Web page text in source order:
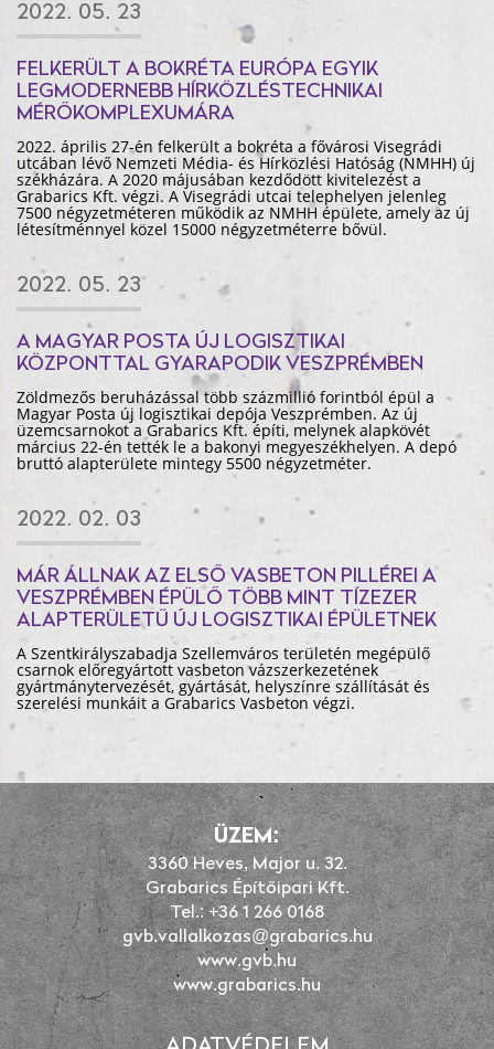
2022. 05. 23
FELKERÜLT A BOKRÉTA EURÓPA EGYIK
LEGMODERNEBB HÍRKÖZLÉSTECHNIKAI
MÉRŐKOMPLEXUMÁRA
2022. április 27-én felkerült a bokréta a fővárosi Visegrádi
utcában lévő Nemzeti Média- és Hírközlési Hatóság (NMHH) új
székházára. A 2020 májusában kezdődött kivitelezést a
Grabarics Kft. végzi. A Visegrádi utcai telephelyen jelenleg
7500 négyzetméteren működik az NMHH épülete, amely az új
létesítménnyel közel 15000 négyzetméterre bővül.
2022. 05. 23
A MAGYAR POSTA ÚJ LOGISZTIKAI
KÖZPONTTAL GYARAPODIK VESZPRÉMBEN
Zöldmezős beruházással több százmillió forintból épül a
Magyar Posta új logisztikai depója Veszprémben. Az új
üzemcsarnokot a Grabarics Kft. építi, melynek alapkövét
március 22-én tették le a bakonyi megyeszékhelyen. A depó
bruttó alapterülete mintegy 5500 négyzetméter.
2022. 02. 03
MÁR ÁLLNAK AZ ELSŐ VASBETON PILLÉREI A
VESZPRÉMBEN ÉPÜLŐ TÖBB MINT TÍZEZER
ALAPTERÜLETŰ ÚJ LOGISZTIKAI ÉPÜLETNEK
A Szentkirályszabadja Szellemváros területén megépülő
csarnok előregyártott vasbeton vázszerkezetének
gyártmánytervezését, gyártását, helyszínre szállítását és
szerelési munkáit a Grabarics Vasbeton végzi.
ÜZEM:
3360 Heves, Major u. 32.
Grabarics Építőipari Kft.
Tel.: +36 1 266 0168
gvb.vallalkozas@grabarics.hu
www.gvb.hu
www.grabarics.hu